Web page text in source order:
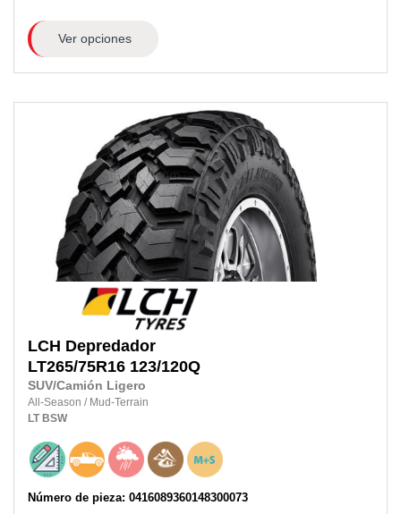
Ver opciones
LCH Depredador
LT265/75R16 123/120Q
SUV/Camión Ligero
All-Season / Mud-Terrain
LT BSW
Número de pieza: 0416089360148300073